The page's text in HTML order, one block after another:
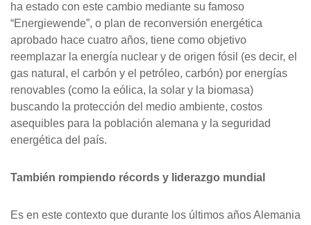
ha estado con este cambio mediante su famoso
“Energiewende”, o plan de reconversión energética
aprobado hace cuatro años, tiene como objetivo
reemplazar la energía nuclear y de origen fósil (es decir, el
gas natural, el carbón y el petróleo, carbón) por energías
renovables (como la eólica, la solar y la biomasa)
buscando la protección del medio ambiente, costos
asequibles para la población alemana y la seguridad
energética del país.
También rompiendo récords y liderazgo mundial
Es en este contexto que durante los últimos años Alemania